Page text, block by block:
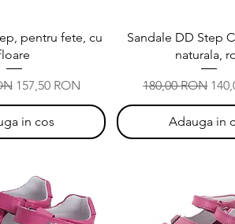
rapidă
pentru fete, cu
Preț redus
157,50 RON
in cos
Afișare
Sandale DD Step
naturala,
Preț normal
180,00 RON
Adauga in